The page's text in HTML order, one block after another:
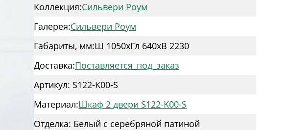
Коллекция:Сильвери Роум
Галерея:Сильвери Роум
Габариты, мм:Ш 1050xГл 640xВ 2230
Доставка:Поставляется_под_заказ
Артикул: S122-K00-S
Материал:Шкаф 2 двери S122-K00-S
Отделка: Белый с серебряной патиной